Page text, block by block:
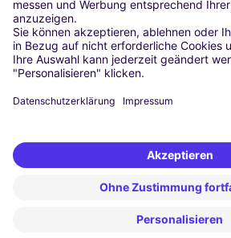
Mailand
Rom
Turin
Wien
Berlin
Düsseldorf